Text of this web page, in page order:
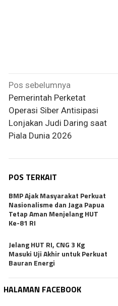
Navigasi
pos
Pos sebelumnya
Pemerintah Perketat
Operasi Siber Antisipasi
Lonjakan Judi Daring saat
Piala Dunia 2026
POS TERKAIT
BMP Ajak Masyarakat Perkuat
Nasionalisme dan Jaga Papua
Tetap Aman Menjelang HUT
Ke-81 RI
Jelang HUT RI, CNG 3 Kg
Masuki Uji Akhir untuk Perkuat
Bauran Energi
HALAMAN FACEBOOK